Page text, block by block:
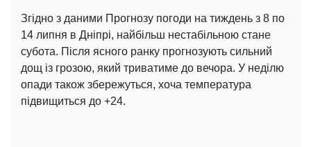
Згідно з даними Прогнозу погоди на тиждень з 8 по
14 липня в Дніпрі, найбільш нестабільною стане
субота. Після ясного ранку прогнозують сильний
дощ із грозою, який триватиме до вечора. У неділю
опади також збережуться, хоча температура
підвищиться до +24.